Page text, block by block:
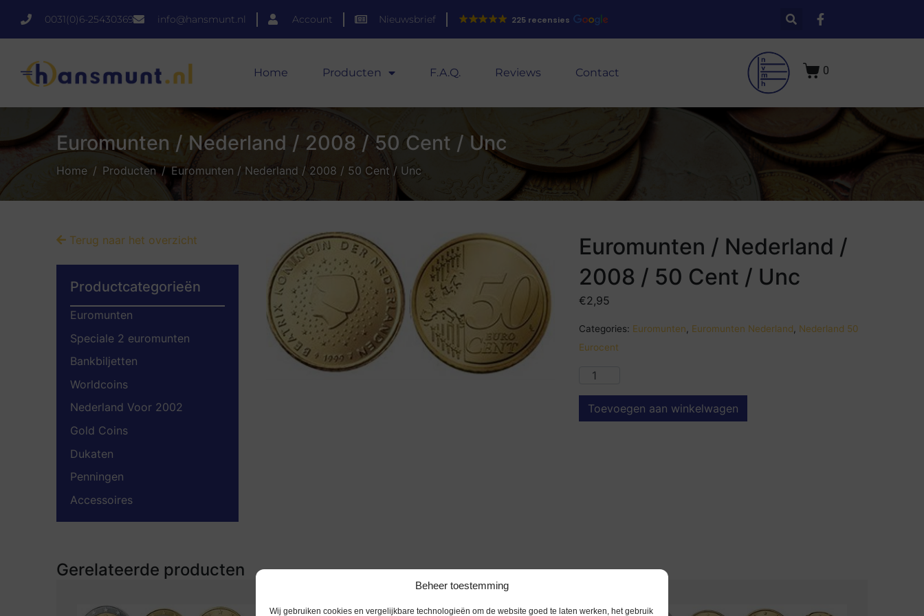
Beheer toestemming
Wij gebruiken cookies en vergelijkbare technologieën om de website goed te laten werken, het gebruik
0031(0)6-25430369 info@hansmunt.nl Account Nieuwsbrief 225 recensies
Home Producten F.A.Q. Reviews Contact 0
Euromunten / Nederland / 2008 / 50 Cent / Unc
Home Producten Euromunten / Nederland / 2008 / 50 Cent / Unc
Euromunten / Nederland /
2008 / 50 Cent / Unc
€2,95
Categories: Euromunten Euromunten Nederland
Nederland 50
Eurocent
Toevoegen aan winkelwagen
Terug naar het overzicht
Productcategorieën
Euromunten
Speciale 2 euromunten
Bankbiljetten
Worldcoins
Nederland Voor 2002
Gold Coins
Dukaten
Penningen
Accessoires
Gerelateerde producten